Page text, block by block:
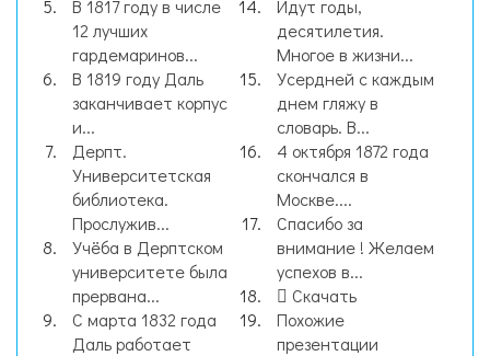
В 1817 году в числе
12 лучших
гардемаринов...
В 1819 году Даль
заканчивает корпус
и...
Дерпт.
Университетская
библиотека.
Прослужив...
Учёба в Дерптском
университете была
прервана...
С марта 1832 года
Даль работает
Идут годы,
десятилетия.
Многое в жизни...
Усердней с каждым
днем гляжу в
словарь. В...
4 октября 1872 года
скончался в
Москве....
Спасибо за
внимание ! Желаем
успехов в...
Скачать
Похожие
презентации